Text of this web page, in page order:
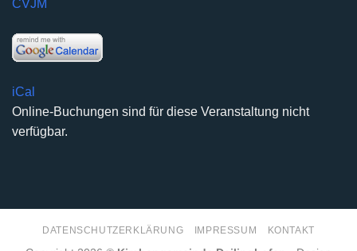
CVJM
iCal
Online-Buchungen sind für diese Veranstaltung nicht
verfügbar.
DATENSCHUTZERKLÄRUNG IMPRESSUM KONTAKT